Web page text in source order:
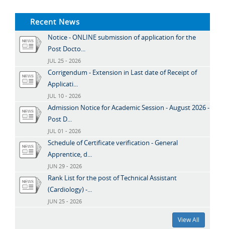
Recent News
Notice - ONLINE submission of application for the
Post Docto...
JUL 25 - 2026
Corrigendum - Extension in Last date of Receipt of
Applicati...
JUL 10 - 2026
Admission Notice for Academic Session - August 2026 -
Post D...
JUL 01 - 2026
Schedule of Certificate verification - General
Apprentice, d...
JUN 29 - 2026
Rank List for the post of Technical Assistant
(Cardiology) -...
JUN 25 - 2026
View All